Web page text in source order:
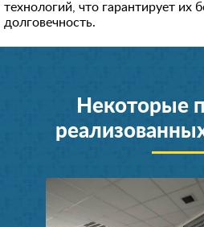
технологий, что гарантирует их
долговечность.
Некоторые